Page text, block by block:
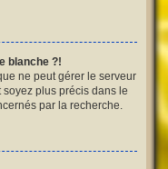
blanche ?!
ne peut gérer le serveur
plus précis dans le
par la recherche.